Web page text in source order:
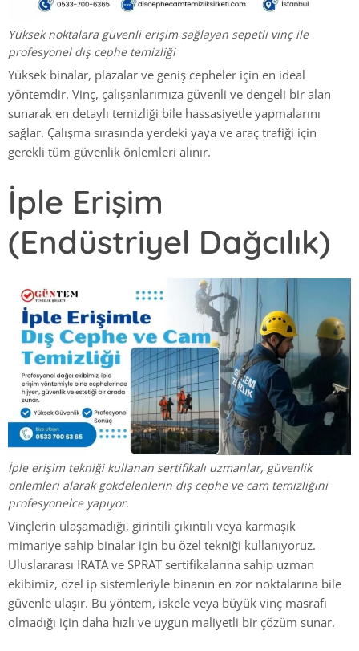
Yüksek noktalara güvenli erişim sağlayan sepetli vinç ile
profesyonel dış cephe temizliği
Yüksek binalar, plazalar ve geniş cepheler için en ideal
yöntemdir. Vinç, çalışanlarımıza güvenli ve dengeli bir alan
sunarak en detaylı temizliği bile hassasiyetle yapmalarını
sağlar. Çalışma sırasında yerdeki yaya ve araç trafiği için
gerekli tüm güvenlik önlemleri alınır.
İple Erişim
(Endüstriyel Dağcılık)
İple erişim tekniği kullanan sertifikalı uzmanlar, güvenlik
önlemleri alarak gökdelenlerin dış cephe ve cam temizliğini
profesyonelce yapıyor.
Vinçlerin ulaşamadığı, girintili çıkıntılı veya karmaşık
mimariye sahip binalar için bu özel tekniği kullanıyoruz.
Uluslararası IRATA ve SPRAT sertifikalarına sahip uzman
ekibimiz, özel ip sistemleriyle binanın en zor noktalarına bile
güvenle ulaşır. Bu yöntem, iskele veya büyük vinç masrafı
olmadığı için daha hızlı ve uygun maliyetli bir çözüm sunar.